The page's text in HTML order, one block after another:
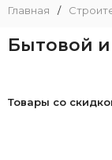
Главная /
Бытовой
Товары со